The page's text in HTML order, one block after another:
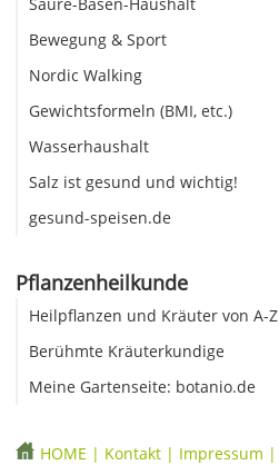
Bewegung & Sport
Nordic Walking
Gewichtsformeln (BMI, etc.)
Wasserhaushalt
Salz ist gesund und wichtig!
gesund-speisen.de
Pflanzenheilkunde
Heilpflanzen und Kräuter von A-Z
Berühmte Kräuterkundige
Meine Gartenseite: botanio.de
HOME | Kontakt | Impressum |